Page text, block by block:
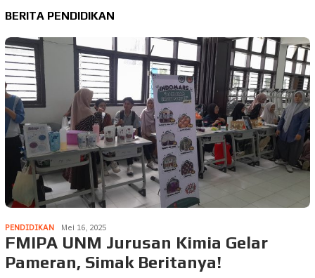
BERITA PENDIDIKAN
PENDIDIKAN Mei 16, 2025
FMIPA UNM Jurusan Kimia Gelar
Pameran, Simak Beritanya!